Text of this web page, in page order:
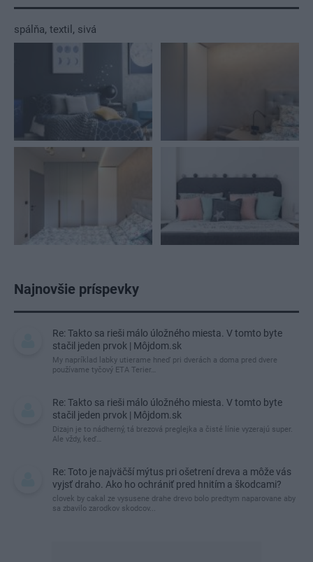
spálňa, textil , sivá
Najnovšie príspevky
Re: Takto sa rieši málo úložného miesta. V tomto byte
stačil jeden prvok | Môjdom.sk
My napríklad labky utierame hneď pri dverách a doma pred dvere
používame tyčový ETA Terier…
Re: Takto sa rieši málo úložného miesta. V tomto byte
stačil jeden prvok | Môjdom.sk
Dizajn je to nádherný, tá brezová preglejka a čisté línie vyzerajú super.
Ale vždy, keď…
Re: Toto je najväčší mýtus pri ošetrení dreva a môže vás
vyjsť draho. Ako ho ochrániť pred hnitím a škodcami?
clovek by cakal ze vysusene drahe drevo bolo predtym naparovane aby
sa zbavilo zarodkov skodcov...